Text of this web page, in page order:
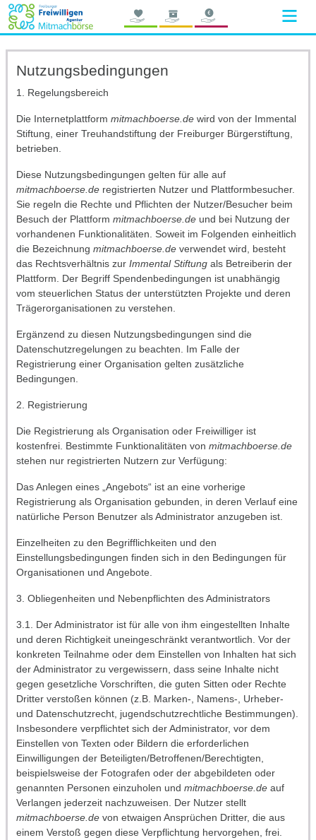
Nutzungsbedingungen
1. Regelungsbereich
Die Internetplattform mitmachboerse.de wird von der Immental
Stiftung, einer Treuhandstiftung der Freiburger Bürgerstiftung,
betrieben.
Diese Nutzungsbedingungen gelten für alle auf
mitmachboerse.de registrierten Nutzer und Plattformbesucher.
Sie regeln die Rechte und Pflichten der Nutzer/Besucher beim
Besuch der Plattform mitmachboerse.de und bei Nutzung der
vorhandenen Funktionalitäten. Soweit im Folgenden einheitlich
die Bezeichnung mitmachboerse.de verwendet wird, besteht
das Rechtsverhältnis zur Immental Stiftung als Betreiberin der
Plattform. Der Begriff Spendenbedingungen ist unabhängig
vom steuerlichen Status der unterstützten Projekte und deren
Trägerorganisationen zu verstehen.
Ergänzend zu diesen Nutzungsbedingungen sind die
Datenschutzregelungen zu beachten. Im Falle der
Registrierung einer Organisation gelten zusätzliche
Bedingungen.
2. Registrierung
Die Registrierung als Organisation oder Freiwilliger ist
kostenfrei. Bestimmte Funktionalitäten von mitmachboerse.de
stehen nur registrierten Nutzern zur Verfügung:
Das Anlegen eines „Angebots“ ist an eine vorherige
Registrierung als Organisation gebunden, in deren Verlauf eine
natürliche Person Benutzer als Administrator anzugeben ist.
Einzelheiten zu den Begrifflichkeiten und den
Einstellungsbedingungen finden sich in den Bedingungen für
Organisationen und Angebote.
3. Obliegenheiten und Nebenpflichten des Administrators
3.1. Der Administrator ist für alle von ihm eingestellten Inhalte
und deren Richtigkeit uneingeschränkt verantwortlich. Vor der
konkreten Teilnahme oder dem Einstellen von Inhalten hat sich
der Administrator zu vergewissern, dass seine Inhalte nicht
gegen gesetzliche Vorschriften, die guten Sitten oder Rechte
Dritter verstoßen können (z.B. Marken-, Namens-, Urheber-
und Datenschutzrecht, jugendschutzrechtliche Bestimmungen).
Insbesondere verpflichtet sich der Administrator, vor dem
Einstellen von Texten oder Bildern die erforderlichen
Einwilligungen der Beteiligten/Betroffenen/Berechtigten,
beispielsweise der Fotografen oder der abgebildeten oder
genannten Personen einzuholen und mitmachboerse.de auf
Verlangen jederzeit nachzuweisen. Der Nutzer stellt
mitmachboerse.de von etwaigen Ansprüchen Dritter, die aus
einem Verstoß gegen diese Verpflichtung hervorgehen, frei.